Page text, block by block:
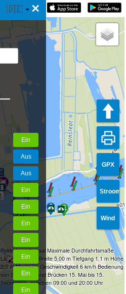
×
🇩🇪
GPX
Stroom
Wind
Polderhoofdkanaal Maximale Durchfahrtsmaße
Länge 28,00 m Breite 5,00 m Tiefgang 1,1 m Höhe
2,7 m Maximale Geschwindigkeit 6 km/h Bedienung
von Schleusen und Brücken 15. Mai bis 15.
September, zwischen 09:00 und 20:00 Uhr